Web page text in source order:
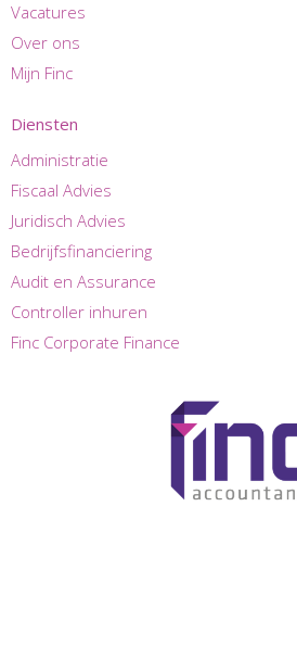
Vacatures
Over ons
Mijn Finc
Diensten
Administratie
Fiscaal Advies
Juridisch Advies
Bedrijfsfinanciering
Audit en Assurance
Controller inhuren
Finc Corporate Finance